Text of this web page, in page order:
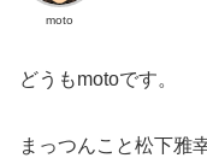
moto
どうもmotoです。
まっつんこと松下雅